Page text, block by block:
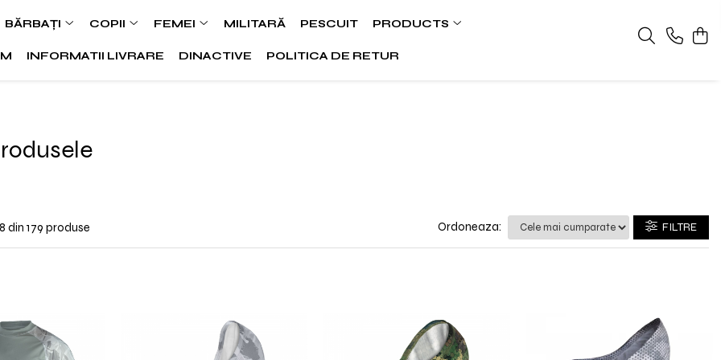
BĂRBAȚI COPII FEMEI MILITARĂ PESCUIT PRODUCTS
INFORMATII LIVRARE DINACTIVE POLITICA DE RETUR
din 179 produse FILTRE
Ordoneaza: